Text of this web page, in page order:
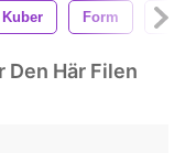
Kuber Form
Den Här Filen